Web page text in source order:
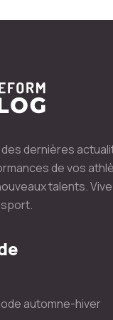
dernières
de vos
talents.
automne-hiver